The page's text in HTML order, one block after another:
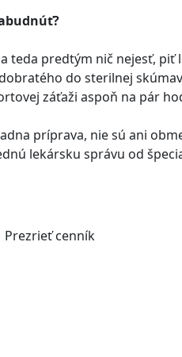
teda predtým nič nejesť, piť
do sterilnej
záťaži aspoň na pár
príprava, nie sú ani
lekársku správu od
Prezrieť cenník